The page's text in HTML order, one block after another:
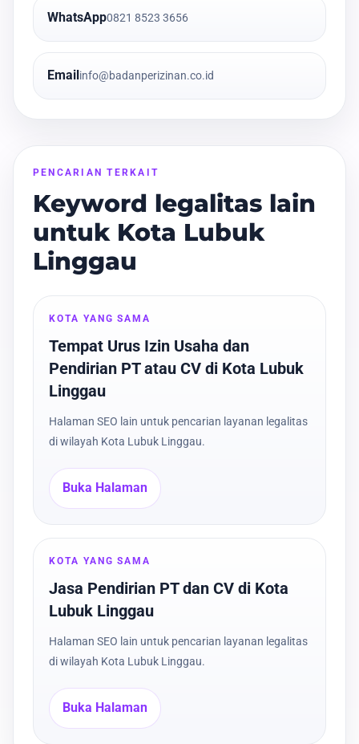
WhatsApp0821 8523 3656
Email info@badanperizinan.co.id
PENCARIAN TERKAIT
Keyword legalitas lain
untuk Kota Lubuk
Linggau
KOTA YANG SAMA
Tempat Urus Izin Usaha dan
Pendirian PT atau CV di Kota Lubuk
Linggau
Halaman SEO lain untuk pencarian layanan legalitas
di wilayah Kota Lubuk Linggau.
Buka Halaman
KOTA YANG SAMA
Jasa Pendirian PT dan CV di Kota
Lubuk Linggau
Halaman SEO lain untuk pencarian layanan legalitas
di wilayah Kota Lubuk Linggau.
Buka Halaman